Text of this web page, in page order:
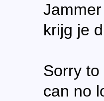
krijg je
Sorry
can no